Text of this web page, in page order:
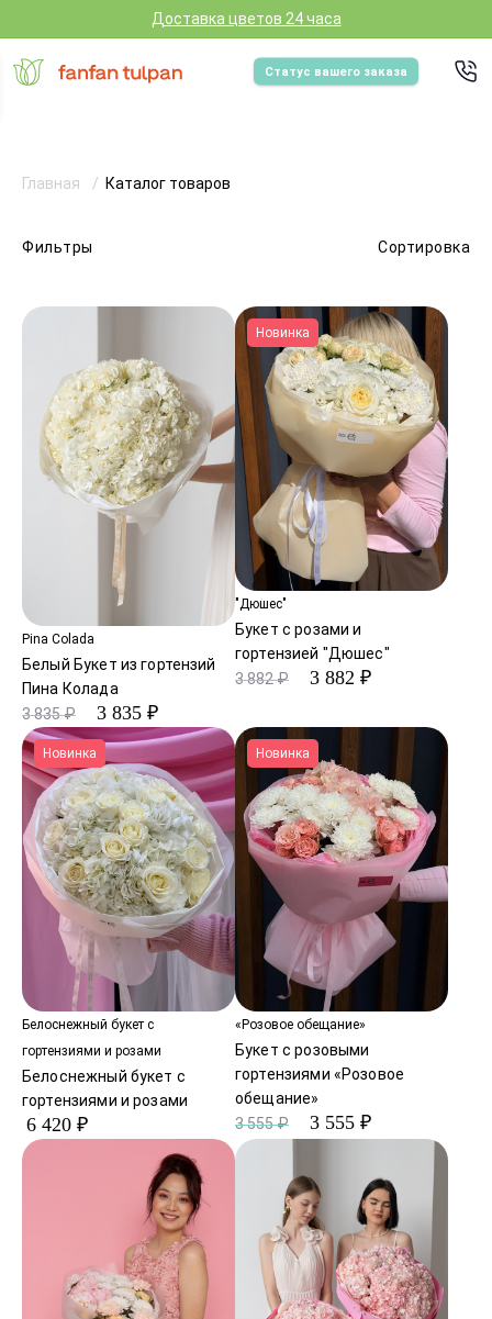
Доставка цветов 24 часа
Статус вашего заказа
Фильтры Сортировка
Главная Каталог товаров
Pina Colada
Белый Букет из гортензий
Пина Колада
3 835 ₽
3 835 ₽
Новинка
"Дюшес"
Букет с розами и
гортензией "Дюшес"
3 882 ₽
3 882 ₽
Новинка
Белоснежный букет с
гортензиями и розами
Белоснежный букет с
гортензиями и розами
6 420 ₽
Новинка
«Розовое обещание»
Букет с розовыми
гортензиями «Розовое
обещание»
3 555 ₽
3 555 ₽